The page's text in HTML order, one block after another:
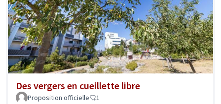
Des vergers en cueillette libre
Proposition officielle 1